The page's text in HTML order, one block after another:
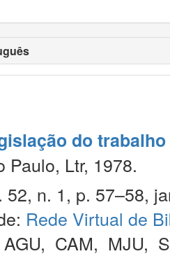
do trabalho
Paulo, Ltr, 1978.
n. 1, p. 57–58,
Rede Virtual de
AGU, CAM, MJU,